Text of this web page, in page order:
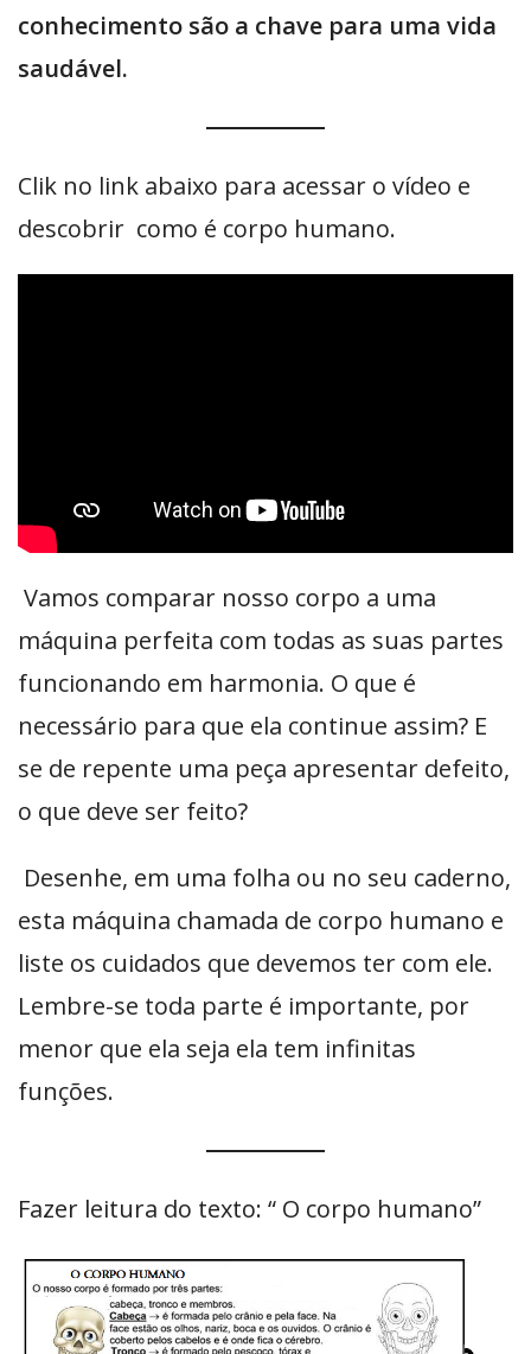
conhecimento são a chave para uma vida
saudável.
Clik no link abaixo para acessar o vídeo e
descobrir como é corpo humano.
Vamos comparar nosso corpo a uma
máquina perfeita com todas as suas partes
funcionando em harmonia. O que é
necessário para que ela continue assim? E
se de repente uma peça apresentar defeito,
o que deve ser feito?
Desenhe, em uma folha ou no seu caderno,
esta máquina chamada de corpo humano e
liste os cuidados que devemos ter com ele.
Lembre-se toda parte é importante, por
menor que ela seja ela tem infinitas
funções.
Fazer leitura do texto: “ O corpo humano”